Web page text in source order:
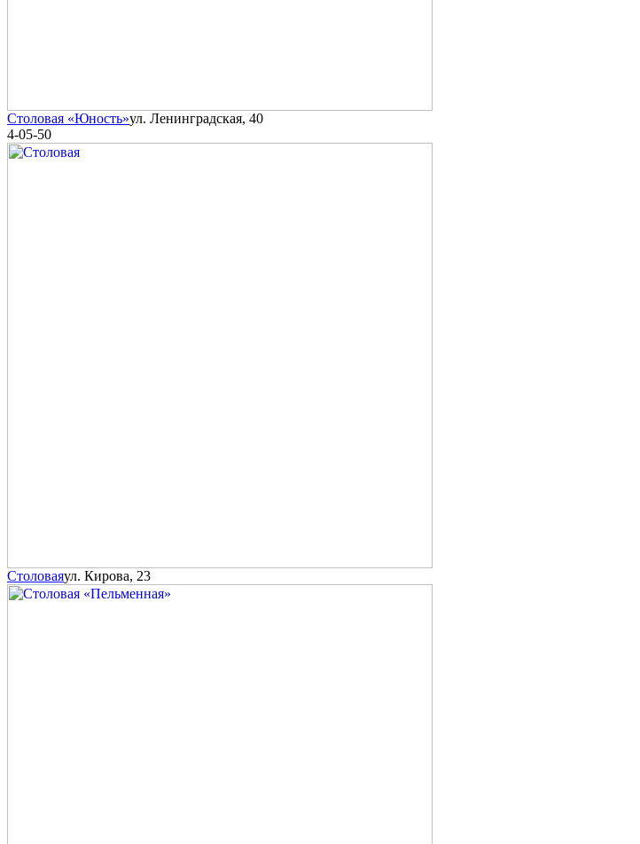
Столовая «Юность»ул. Ленинградская, 40
4-05-50
Столоваяул. Кирова, 23